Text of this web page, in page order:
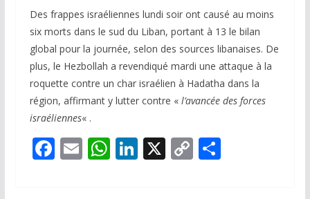
Des frappes israéliennes lundi soir ont causé au moins
six morts dans le sud du Liban, portant à 13 le bilan
global pour la journée, selon des sources libanaises. De
plus, le Hezbollah a revendiqué mardi une attaque à la
roquette contre un char israélien à Hadatha dans la
région, affirmant y lutter contre « l’avancée des forces
israéliennes« .
F E W Li X C P